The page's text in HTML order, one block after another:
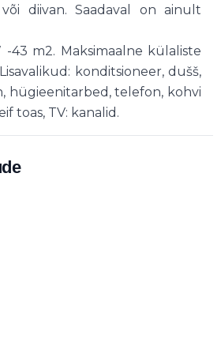
või diivan. Saadaval on ainult
43 m2. Maksimaalne külaliste
konditsioneer, dušš,
hügieenitarbed, telefon, kohvi
toas, TV: kanalid.